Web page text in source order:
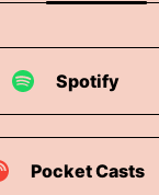
Spotify
Pocket Casts